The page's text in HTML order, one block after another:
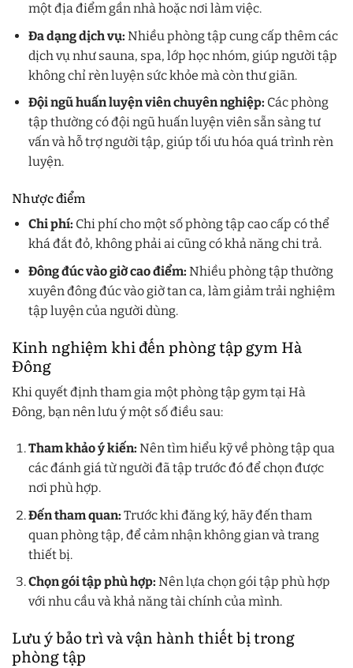
một địa điểm gần nhà hoặc nơi làm việc.
Đa dạng dịch vụ: Nhiều phòng tập cung cấp thêm các
dịch vụ như sauna, spa, lớp học nhóm, giúp người tập
không chỉ rèn luyện sức khỏe mà còn thư giãn.
Đội ngũ huấn luyện viên chuyên nghiệp: Các phòng
tập thường có đội ngũ huấn luyện viên sẵn sàng tư
vấn và hỗ trợ người tập, giúp tối ưu hóa quá trình rèn
luyện.
Nhược điểm
Chi phí: Chi phí cho một số phòng tập cao cấp có thể
khá đắt đỏ, không phải ai cũng có khả năng chi trả.
Đông đúc vào giờ cao điểm: Nhiều phòng tập thường
xuyên đông đúc vào giờ tan ca, làm giảm trải nghiệm
tập luyện của người dùng.
Kinh nghiệm khi đến phòng tập gym Hà
Đông
Khi quyết định tham gia một phòng tập gym tại Hà
Đông, bạn nên lưu ý một số điều sau:
Tham khảo ý kiến: Nên tìm hiểu kỹ về phòng tập qua
các đánh giá từ người đã tập trước đó để chọn được
nơi phù hợp.
Đến tham quan: Trước khi đăng ký, hãy đến tham
quan phòng tập, để cảm nhận không gian và trang
thiết bị.
Chọn gói tập phù hợp: Nên lựa chọn gói tập phù hợp
với nhu cầu và khả năng tài chính của mình.
Lưu ý bảo trì và vận hành thiết bị trong
phòng tập